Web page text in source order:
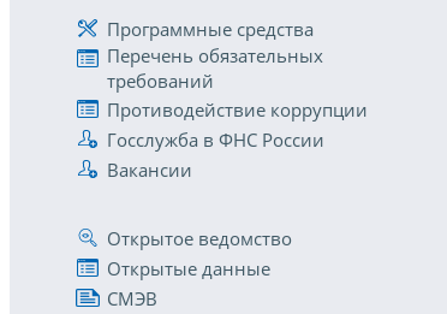
Программные средства
Перечень обязательных
требований
Противодействие коррупции
Госслужба в ФНС России
Вакансии
Открытое ведомство
Открытые данные
СМЭВ